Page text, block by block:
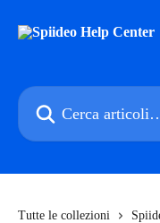
Cerca articoli…
Tutte le collezioni